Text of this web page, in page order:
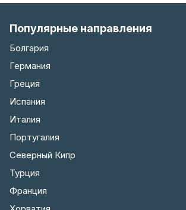
Популярные направления
Болгария
Германия
Греция
Испания
Италия
Португалия
Северный Кипр
Турция
Франция